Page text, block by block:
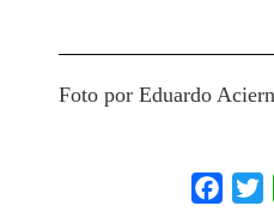
Foto por Eduardo